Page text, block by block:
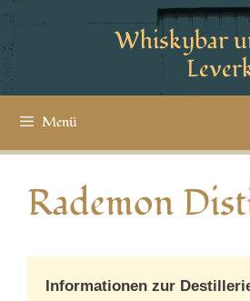
Whiskybar
Menü
Rademon
Informationen zur